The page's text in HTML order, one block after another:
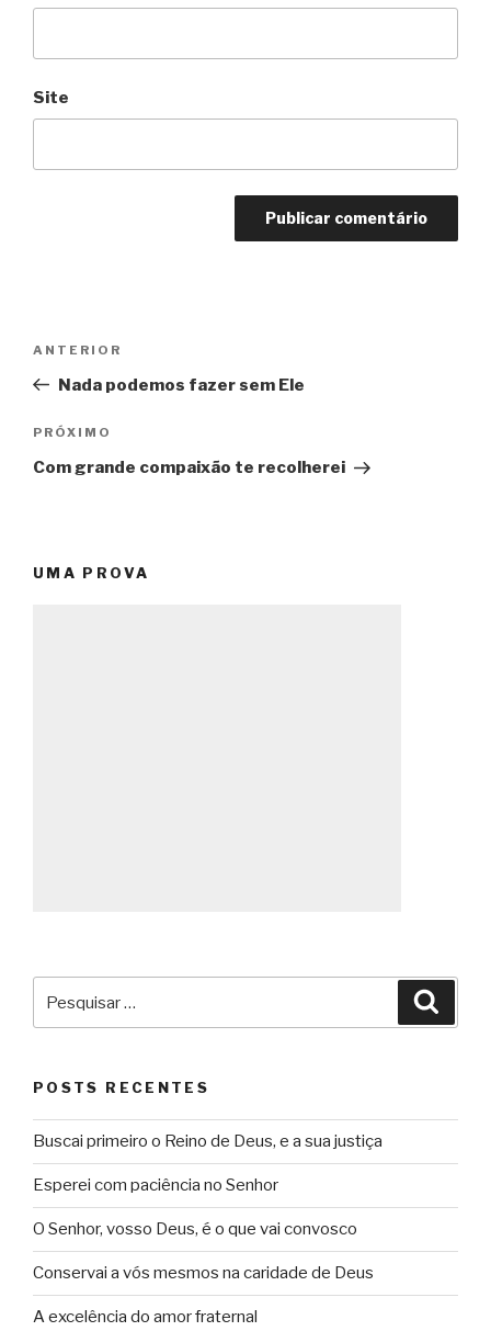
Site
Post
Post
anterior
ANTERIOR
Nada podemos fazer sem Ele
Próximo
post
PRÓXIMO
Com grande compaixão te recolherei
UMA PROVA
por:
POSTS RECENTES
Buscai primeiro o Reino de Deus, e a sua justiça
Esperei com paciência no Senhor
O Senhor, vosso Deus, é o que vai convosco
Conservai a vós mesmos na caridade de Deus
A excelência do amor fraternal